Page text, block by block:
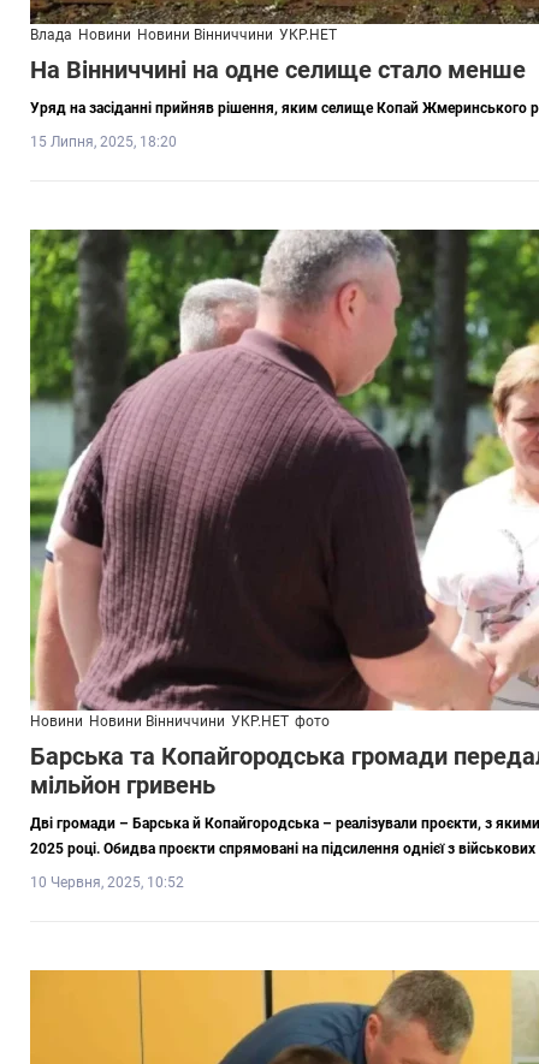
Влада Новини Новини Вінниччини УКР.НЕТ
На Вінниччині на одне селище стало менше
Уряд на засіданні прийняв рішення, яким селище Копай Жмеринського
15 Липня, 2025, 18:20
Новини Новини Вінниччини УКР.НЕТ фото
Барська та Копайгородська громади
мільйон гривень
Дві громади – Барська й Копайгородська – реалізували проєкти, з
2025 році. Обидва проєкти спрямовані на підсилення однієї з військових
10 Червня, 2025, 10:52